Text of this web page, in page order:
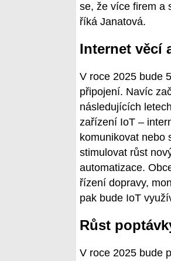
se, že více firem a
říká Janatová.
Internet věcí
V roce 2025 bude
připojení. Navíc
následujících
zařízení IoT –
komunikovat nebo
stimulovat růst
automatizace.
řízení dopravy,
pak bude IoT
Růst
V roce 2025 bude